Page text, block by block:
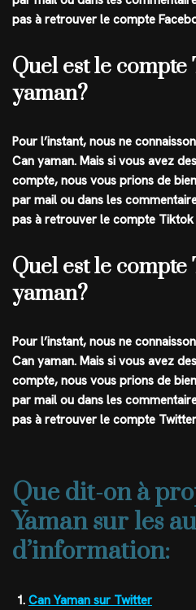
pas à retrouver le compte
Quel est le
yaman?
Pour l’instant, nous ne
Can yaman. Mais si vous avez
compte, nous vous prions de
par mail ou dans les
pas à retrouver le compte Tiktok
Quel est le
yaman?
Pour l’instant, nous ne
Can yaman. Mais si vous avez
compte, nous vous prions de
par mail ou dans les
pas à retrouver le compte
Que dit-on à
Yaman sur les
d’information:
Can Yaman sur Twitter